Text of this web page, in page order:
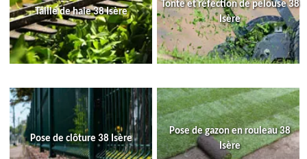
Taille de haie 38 Isère
Tonte et réfection de pelouse 38
Isère
Pose de clôture 38 Isère
Pose de gazon en rouleau 38
Isère